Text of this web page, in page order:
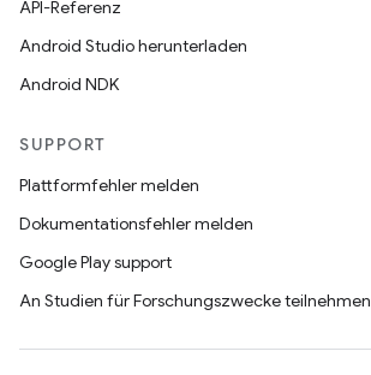
API-Referenz
Android Studio herunterladen
Android NDK
SUPPORT
Plattformfehler melden
Dokumentationsfehler melden
Google Play support
An Studien für Forschungszwecke teilnehmen